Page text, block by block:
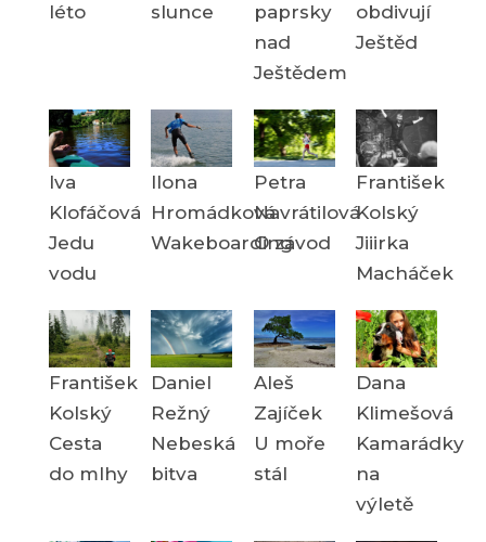
léto
slunce
paprsky
nad
Ještědem
obdivují
Ještěd
Iva
Klofáčová
Jedu
vodu
Ilona
Hromádková
Wakeboarding
Petra
Navrátilová
O závod
František
Kolský
Jiiirka
Macháček
František
Kolský
Cesta
do mlhy
Daniel
Režný
Nebeská
bitva
Aleš
Zajíček
U moře
stál
Dana
Klimešová
Kamarádky
na
výletě